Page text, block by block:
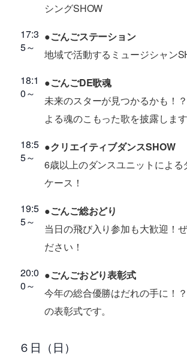
シングSHOW
17:3
5～
●ごんごステーション
地域で活動するミュージシャン
18:1
0～
●ごんごDE歌魂
未来のスターが見つかるかも！
よる魂のこもった歌を披露します
18:5
5～
●クリエイティブダンスSHOW
6歳以上のダンスユニットによる
ケース！
19:5
5～
●ごんご総おどり
当日の飛び入り参加も大歓迎！
ださい！
20:0
0～
●ごんごおどり表彰式
今年の総合優勝はだれの手に！
の表彰式です。
６日（日）